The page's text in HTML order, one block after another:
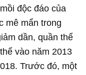
độc đáo của
mê mẩn trong
dần, quần thể
vào năm 2013
Trước đó, một